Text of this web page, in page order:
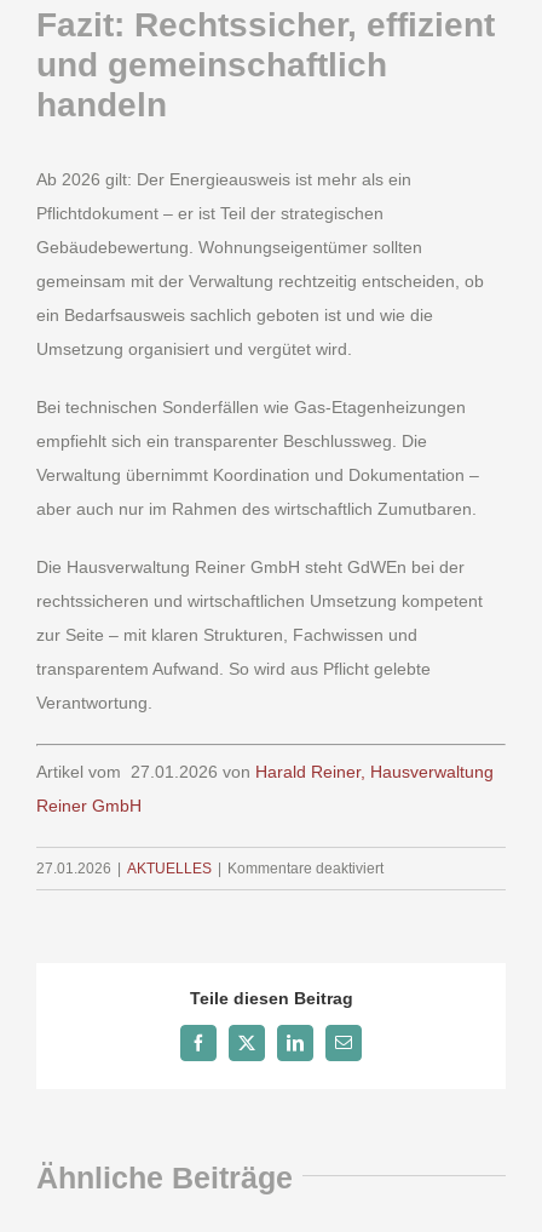
Fazit: Rechtssicher, effizient
und gemeinschaftlich
handeln
Ab 2026 gilt: Der Energieausweis ist mehr als ein
Pflichtdokument – er ist Teil der strategischen
Gebäudebewertung. Wohnungseigentümer sollten
gemeinsam mit der Verwaltung rechtzeitig entscheiden, ob
ein Bedarfsausweis sachlich geboten ist und wie die
Umsetzung organisiert und vergütet wird.
Bei technischen Sonderfällen wie Gas-Etagenheizungen
empfiehlt sich ein transparenter Beschlussweg. Die
Verwaltung übernimmt Koordination und Dokumentation –
aber auch nur im Rahmen des wirtschaftlich Zumutbaren.
Die Hausverwaltung Reiner GmbH steht GdWEn bei der
rechtssicheren und wirtschaftlichen Umsetzung kompetent
zur Seite – mit klaren Strukturen, Fachwissen und
transparentem Aufwand. So wird aus Pflicht gelebte
Verantwortung.
Artikel vom 27.01.2026 von Harald Reiner, Hausverwaltung
Reiner GmbH
27.01.2026 AKTUELLES Kommentare deaktiviertfür
Teile diesen Beitrag
Facebook
X LinkedIn
E-
Mail
Ähnliche Beiträge